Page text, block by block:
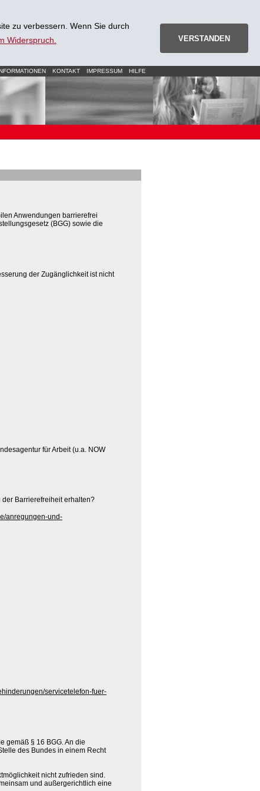
zu verbessern. Wenn Sie durch
Widerspruch. VERSTANDEN
KONTAKT IMPRESSUM HILFE
Anwendungen barrierefrei
(BGG) sowie die
der Zugänglichkeit ist nicht
für Arbeit (u.a. NOW
Barrierefreiheit erhalten?
anregungen-und-
servicetelefon-fuer-
gemäß § 16 BGG. An die
des Bundes in einem Recht
nicht zufrieden sind.
und außergerichtlich eine